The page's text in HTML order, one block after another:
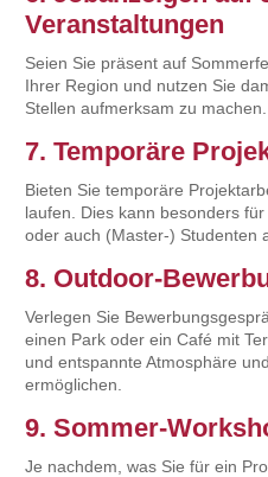
Veranstaltungen
Seien Sie präsent auf
Ihrer Region und nutzen Sie
Stellen aufmerksam zu machen.
7. Temporäre
Bieten Sie temporäre
laufen. Dies kann besonders
oder auch (Master-) Studenten
8. Outdoor-
Verlegen Sie
einen Park oder ein Café mit
und entspannte Atmosphäre
ermöglichen.
9. Sommer-
Je nachdem, was Sie für ein